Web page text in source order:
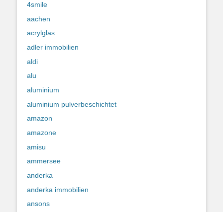
4smile
aachen
acrylglas
adler immobilien
aldi
alu
aluminium
aluminium pulverbeschichtet
amazon
amazone
amisu
ammersee
anderka
anderka immobilien
ansons